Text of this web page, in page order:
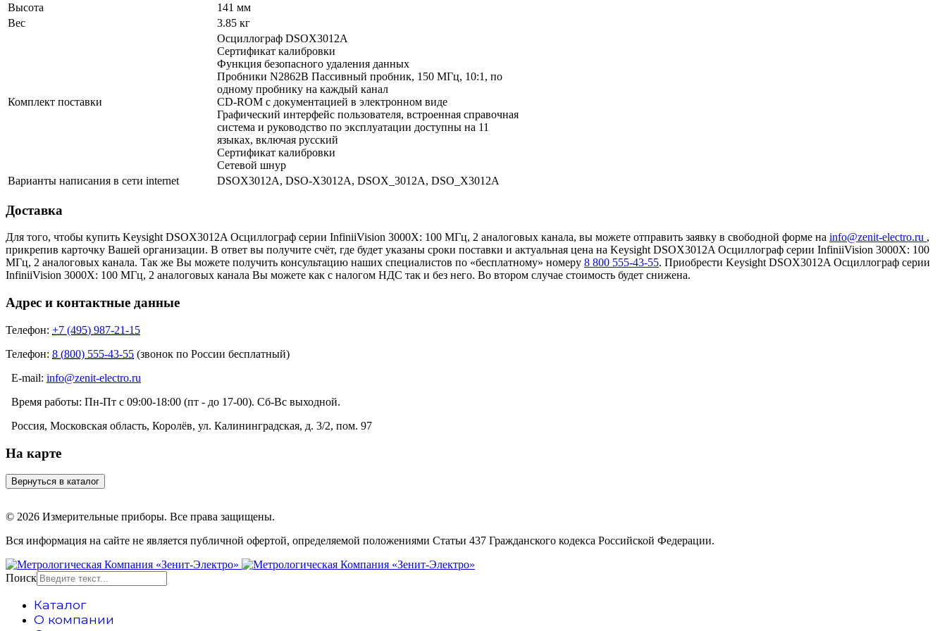
Высота
141 мм
Вес
3.85 кг
Комплект поставки
Осциллограф DSOX3012A
Сертификат калибровки
Функция безопасного удаления данных
Пробники N2862B Пассивный пробник, 150 МГц, 10:1, по
одному пробнику на каждый канал
CD-ROM с документацией в электронном виде
Графический интерфейс пользователя, встроенная справочная
система и руководство по эксплуатации доступны на 11
языках, включая русский
Сертификат калибровки
Сетевой шнур
Варианты написания в сети internet
DSOX3012A, DSO-X3012A, DSOX_3012A, DSO_X3012A
Доставка
Для того, чтобы купить Keysight DSOX3012A Осциллограф серии InfiniiVision 3000X: 100 МГц, 2 аналоговых канала, вы можете отправить заявку в свободной форме на info@zenit-electro.ru ,
прикрепив карточку Вашей организации. В ответ вы получите счёт, где будет указаны сроки поставки и актуальная цена на Keysight DSOX3012A Осциллограф серии InfiniiVision 3000X: 100
МГц, 2 аналоговых канала. Так же Вы можете получить консультацию наших специалистов по «бесплатному» номеру 8 800 555-43-55. Приобрести Keysight DSOX3012A Осциллограф серии
InfiniiVision 3000X: 100 МГц, 2 аналоговых канала Вы можете как с налогом НДС так и без него. Во втором случае стоимость будет снижена.
Адрес и контактные данные
Телефон: +7 (495) 987-21-15
Телефон: 8 (800) 555-43-55 (звонок по России бесплатный)
E-mail: info@zenit-electro.ru
Время работы: Пн-Пт с 09:00-18:00 (пт - до 17-00). Сб-Вс выходной.
Россия, Московская область, Королёв, ул. Калининградская, д. 3/2, пом. 97
На карте
© 2026 Измерительные приборы. Все права защищены.
Вся информация на сайте не является публичной офертой, определяемой положениями Статьи 437 Гражданского кодекса Российской Федерации.
Поиск
Каталог
О компании